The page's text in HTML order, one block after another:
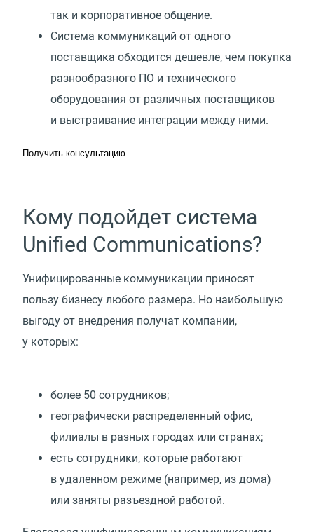
так и корпоративное общение.
Система коммуникаций от одного
поставщика обходится дешевле, чем покупка
разнообразного ПО и технического
оборудования от различных поставщиков
и выстраивание интеграции между ними.
Получить консультацию
Кому подойдет система
Unified Communications?
Унифицированные коммуникации приносят
пользу бизнесу любого размера. Но наибольшую
выгоду от внедрения получат компании,
у которых:
более 50 сотрудников;
географически распределенный офис,
филиалы в разных городах или странах;
есть сотрудники, которые работают
в удаленном режиме (например, из дома)
или заняты разъездной работой.